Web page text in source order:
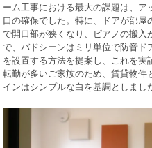
ーム工事における最大の課題は、ア
口の確保でした。特に、ドアが部
で開口部が狭くなり、ピアノの搬入
で、バドシーンはミリ単位で防音
を設置する方法を提案し、これを実
転勤が多いご家族のため、賃貸物
インはシンプルな白を基調としまし